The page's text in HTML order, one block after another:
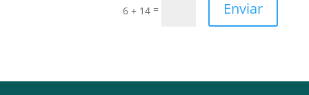
6 + 14 = Enviar